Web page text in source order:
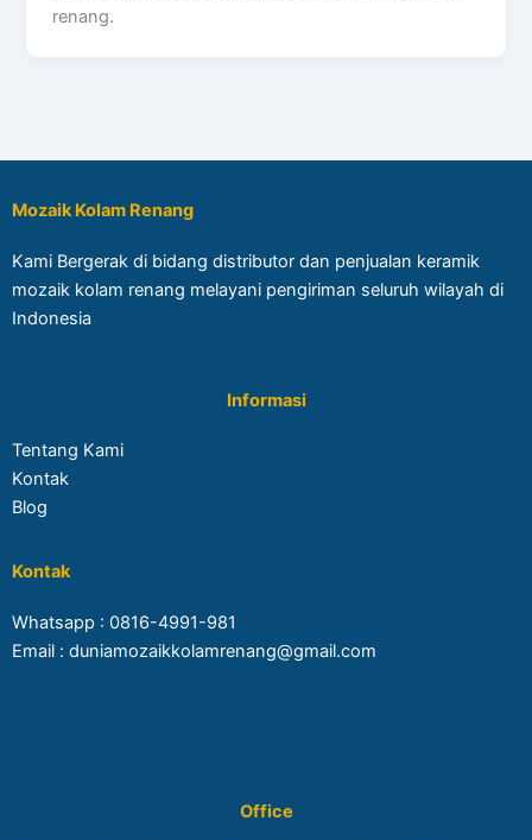
renang.
Mozaik Kolam Renang
Kami Bergerak di bidang distributor dan penjualan keramik
mozaik kolam renang melayani pengiriman seluruh wilayah di
Indonesia
Informasi
Tentang Kami
Kontak
Blog
Kontak
Whatsapp : 0816-4991-981
Email : duniamozaikkolamrenang@gmail.com
Office